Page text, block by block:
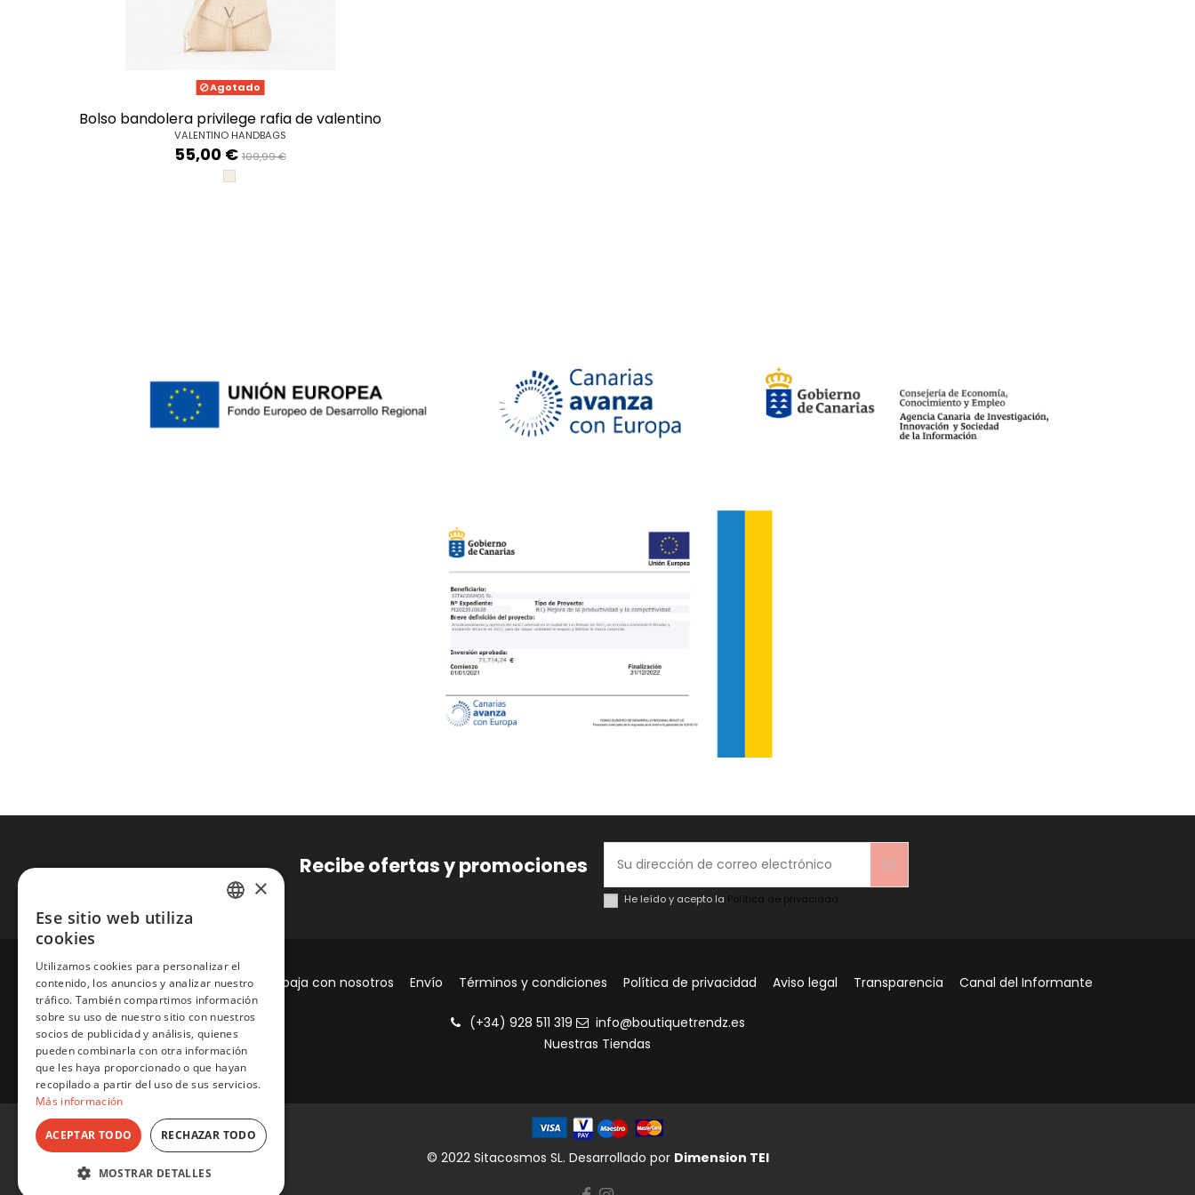
Agotado
bolso bandolera privilege rafia de valentino
VALENTINO HANDBAGS
55,00 € 109,99 €
NATURALE
Recibe ofertas y promociones
He leído y acepto la Política de privacidad
Marcas Sobre nosotros Trabaja con nosotros Envío Términos y condiciones Política de privacidad Aviso legal Transparencia Canal del Informante
(+34) 928 511 319
info@boutiquetrendz.es
Nuestras Tiendas
© 2022 Sitacosmos SL. Desarrollado por Dimension TEI
×
Ese sitio web utiliza
cookies
Utilizamos cookies para personalizar el
contenido, los anuncios y analizar nuestro
tráfico. También compartimos información
sobre su uso de nuestro sitio con nuestros
socios de publicidad y análisis, quienes
pueden combinarla con otra información
que les haya proporcionado o que hayan
recopilado a partir del uso de sus servicios.
Más información
ACEPTAR TODO RECHAZAR TODO
MOSTRAR DETALLES